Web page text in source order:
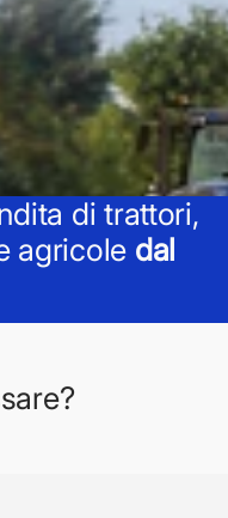
di trattori,
agricole dal